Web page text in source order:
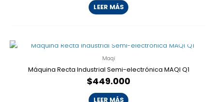
LEER MÁS
Maqi
Máquina Recta Industrial Semi-electrónica MAQI Q1
$449.000
LEER MÁS